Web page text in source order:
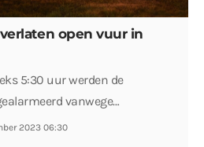
open vuur in
5:30 uur werden de
vanwege…
2023 06:30